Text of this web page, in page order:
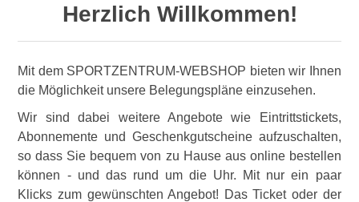
Herzlich Willkommen!
Mit dem SPORTZENTRUM-WEBSHOP bieten wir Ihnen
die Möglichkeit unsere Belegungspläne einzusehen.
Wir sind dabei weitere Angebote wie Eintrittstickets,
Abonnemente und Geschenkgutscheine aufzuschalten,
so dass Sie bequem von zu Hause aus online bestellen
können - und das rund um die Uhr. Mit nur ein paar
Klicks zum gewünschten Angebot! Das Ticket oder der